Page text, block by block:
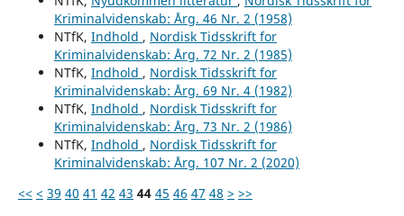
Kriminalvidenskab: Årg. 46 Nr. 2 (1958)
NTfK, Indhold , Nordisk Tidsskrift for
Kriminalvidenskab: Årg. 72 Nr. 2 (1985)
NTfK, Indhold , Nordisk Tidsskrift for
Kriminalvidenskab: Årg. 69 Nr. 4 (1982)
NTfK, Indhold , Nordisk Tidsskrift for
Kriminalvidenskab: Årg. 73 Nr. 2 (1986)
NTfK, Indhold , Nordisk Tidsskrift for
Kriminalvidenskab: Årg. 107 Nr. 2 (2020)
<< < 39 40 41 42 43 44 45 46 47 48 > >>